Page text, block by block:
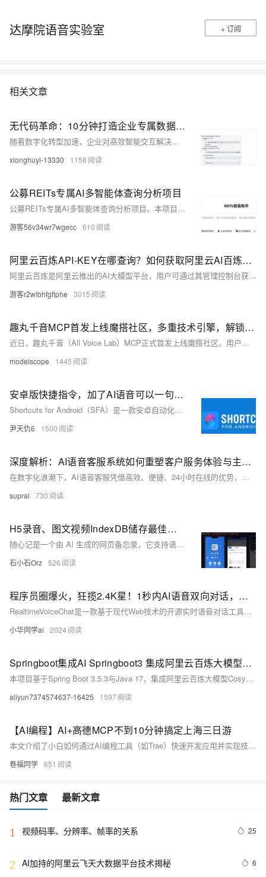
达摩院语音实验室 + 订阅
相关文章
无代码革命：10分钟打造企业专属数据库查询AI机器人
随着数字化转型加速，企业对高效智能交互解决方案的需求日益增长。阿里云AppFlow推出的AI助手产品，借助创新网页集成技术，助力企业打造专业数据库查询助手。本文详细介绍通过三步流程将AI助手转化为数据库交互工具的核心优势与操作指南，包括全场景适配、智能渲染引擎及零代码配置等三大技术突破。同时提供Web集成与企业微信集成方案，帮助企业实现便捷部署与安全管理，提升内外部用户体验。
xionghuyi-13330 1158
公募REITs专属AI多智能体查询分析项目
公募REITs专属AI多智能体查询分析项目。本项目是基于 OpenAI Agent 框架的多智能体项目，提供二级市场数据查询分析、招募说明书内容检索、公告信息检索、政策检索等多板块查询服务。支持图标绘制、文件生成。
游客56v34wr7wgecc 610
阿里云百炼API-KEY在哪查询？如何获取阿里云AI百炼大模型的API-KEY？
阿里云百炼是阿里云推出的AI大模型平台，用户可通过其管理控制台获取API-KEY。需先开通百炼平台及大模型服务，即可创建并复制API-KEY。目前平台提供千万tokens免费额度，详细操作流程可参考官方指引。
游客r2wibhfgflphe 3015
趣丸千音MCP首发上线魔搭社区，多重技术引擎，解锁AI语音无限可能
近日，趣丸千音（All Voice Lab）MCP正式首发上线魔搭社区。用户只需简单文本输入，即可调用视频翻译、TTS语音合成、智能变声、人声分离、多语种配音、语音转文本、字幕擦除等多项能力。
modelscope 1445
安卓版快捷指令，加了AI语音可以一句话操作v0.2.7
Shortcuts for Android（SFA）是一款安卓自动化工具，支持语音创建快捷指令，实现听歌、导航、发消息等操作。操作简单，提升效率，快来体验语音控制的便捷！
尹天仇6 1500
深度解析：AI语音客服系统如何重塑客户服务体验与主流解决方案探析
在数字化浪潮下，AI语音客服凭借高效、便捷、24小时在线的优势，成为企业提升服务效率、优化体验的重要工具。本文详解其核心技术、应用价值、选型要点及市场主流方案，如阿里云通义晓蜜、合力亿捷等，助力企业智能化升级。
suprai 730
H5录音、图文视频IndexDB储存最佳实践：用AI生成语音备忘录
随心记是一个由 AI 生成的网页备忘录，它支持语音录入（可下载）、图文视频记录。最重要的是，它支持离线使用，所有数据都储存在浏览器中，不依赖后端，刷新页面数据也不会丢失！
石小石Orz 526
程序员圈爆火，狂揽2.4K星！1秒内AI语音双向对话，支持个性化发音和多端适配，颠覆你的交互想象！
RealtimeVoiceChat是一款基于现代Web技术的开源实时语音对话工具，无需下载任何软件，打开浏览器即可与AI实时语音互动。其核心亮点包括零安装体验、超低延迟、高度可定制化以及跨平台兼容等特性。通过Web Speech API实现毫秒级语音合成，支持多参数精细控制（如音色、语速、音调等），并提供隐私安全保障。项目适用于无障碍辅助、语言学习、智能客服及内容创作等多个场景。开发者可快速集成GPT/Claude等大模型，扩展为企业级应用。此外，随着Web Speech API普及率提升，该项目有望推动语音交互在教育、智能家居等领域的发展
小华同学ai 2024
Springboot集成AI Springboot3 集成阿里云百炼大模型CosyVoice2 实现Ai克隆语音(未持久化存储)
本项目基于Spring Boot 3.5.3与Java 17，集成阿里云百炼大模型CosyVoice2实现音色克隆与语音合成。内容涵盖项目搭建、音色创建、音频合成、音色管理等功能，适用于希望快速掌握Spring Boot集成语音AI技术的开发者。需提前注册阿里云并获取API Key。
aliyun7374574637-16425 1597
【AI编程】AI+高德MCP不到10分钟搞定上海三日游
本文介绍了小白如何通过AI编程工具（如Trae）快速开发应用并实现技术变现。内容涵盖AI编程用途、工具准备、高德地图开发者权限获取、AI工具配置及实战生成旅游攻略与打印页面，帮助零基础用户轻松入门AI编程。
卷福同学 651
热门文章 最新文章
1 视频码率、分辨率、帧率的关系 25
2 AI加持的阿里云飞天大数据平台技术揭秘 6